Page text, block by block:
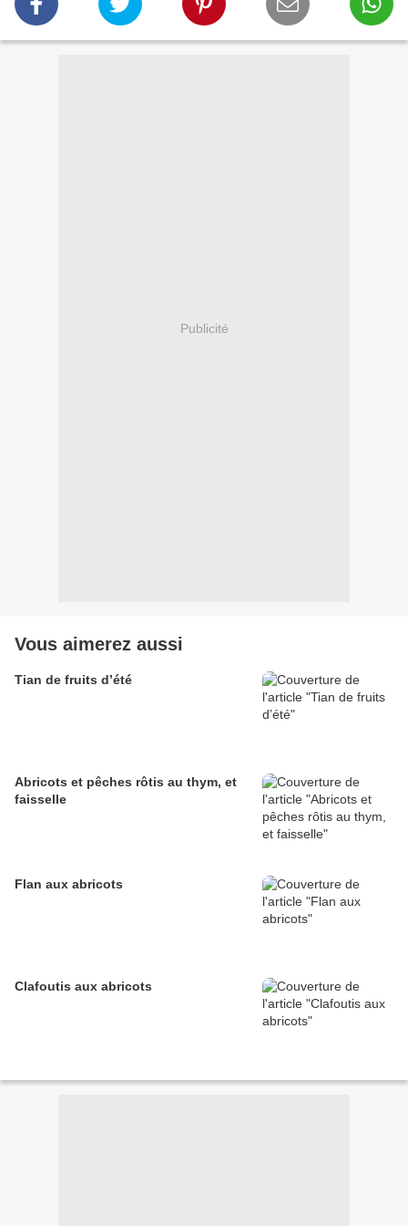
Publicité
Vous aimerez aussi
Tian de fruits d’été
Abricots et pêches rôtis au thym, et
faisselle
Flan aux abricots
Clafoutis aux abricots